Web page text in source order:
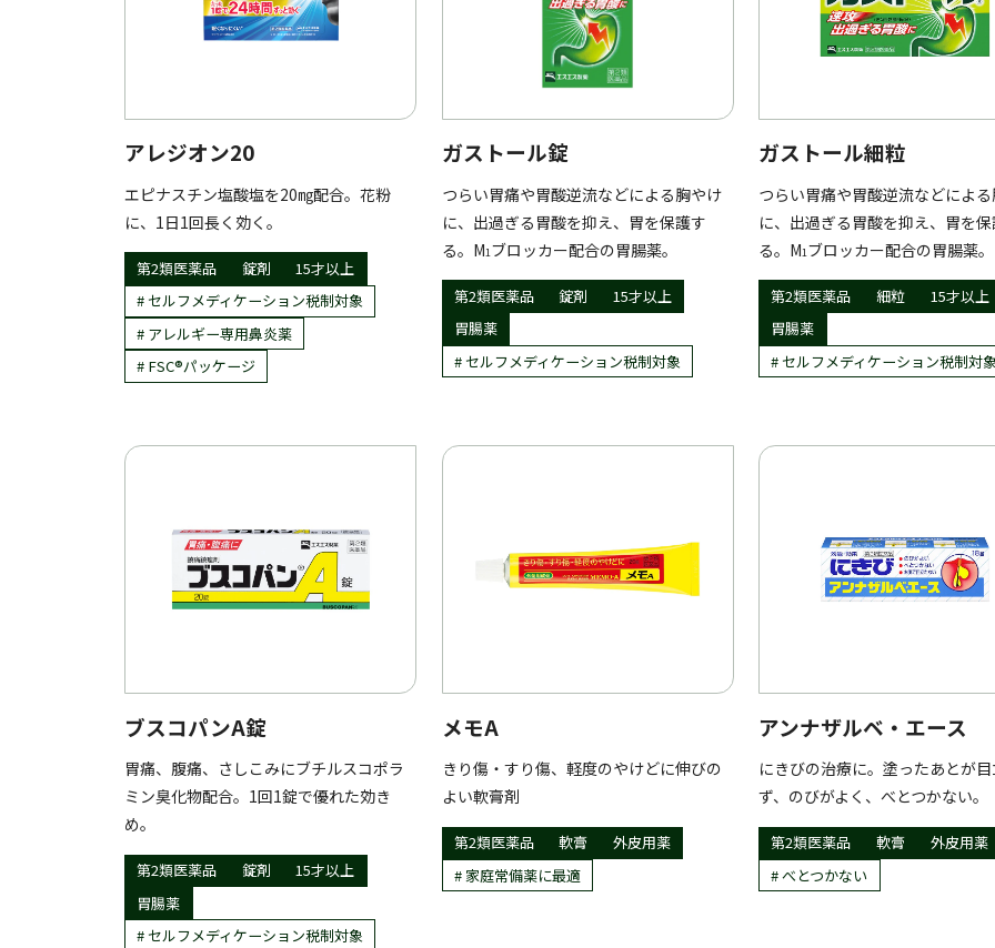
アレジオン20
エピナスチン塩酸塩を20㎎配合。花粉
に、1日1回長く効く。
第2類医薬品 錠剤
15才以上
セルフメディケーション税制対象
アレルギー専用鼻炎薬
FSC®︎パッケージ
ガストール錠
つらい胃痛や胃酸逆流などによる胸やけ
に、出過ぎる胃酸を抑え、胃を保護す
る。M1 ブロッカー配合の胃腸薬。
第2類医薬品 錠剤
15才以上
胃腸薬
セルフメディケーション税制対象
ガストール細粒
つらい胃痛や胃酸逆流などによ
に、出過ぎる胃酸を抑え、胃を
る。M1 ブロッカー配合の胃腸薬。
第2類医薬品 細粒
15才以上
胃腸薬
セルフメディケーション税制対
ブスコパンA錠
胃痛、腹痛、さしこみにブチルスコポラ
ミン臭化物配合。1回1錠で優れた効き
め。
第2類医薬品 錠剤
15才以上
胃腸薬
セルフメディケーション税制対象
メモA
きり傷・すり傷、軽度のやけどに伸びの
よい軟膏剤
第2類医薬品 軟膏
外皮用薬
家庭常備薬に最適
アンナザルベ・エース
にきびの治療に。塗ったあとが
ず、のびがよく、べとつかない。
第2類医薬品 軟膏
外皮用薬
べとつかない